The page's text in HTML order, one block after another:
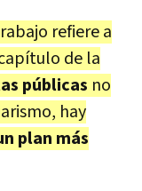
refiere a
de la
públicas no
hay
plan más